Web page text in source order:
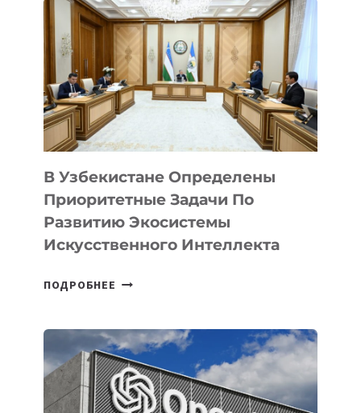
В Узбекистане Определены
Приоритетные Задачи По
Развитию Экосистемы
Искусственного Интеллекта
ПОДРОБНЕЕ
ПРИОРИТЕТНЫЕ
ЗАДАЧИ
ПО
РАЗВИТИЮ